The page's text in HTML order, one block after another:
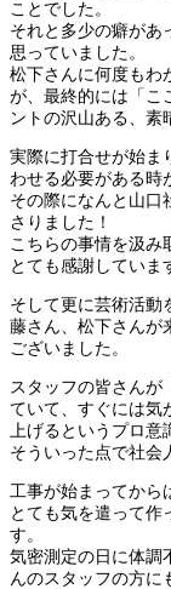
ことでした。
それと多少の癖があ
思っていました。
松下さんに何度もわ
が、最終的には「こ
ントの沢山ある、素
実際に打合せが始ま
わせる必要がある時
その際になんと山口
さりました！
こちらの事情を汲み
とても感謝していま
そして更に芸術活動
藤さん、松下さんが
ございました。
スタッフの皆さんが
ていて、すぐには気
上げるというプロ意
そういった点で社会
工事が始まってから
とても気を遣って作
す。
気密測定の日に体調
んのスタッフの方に